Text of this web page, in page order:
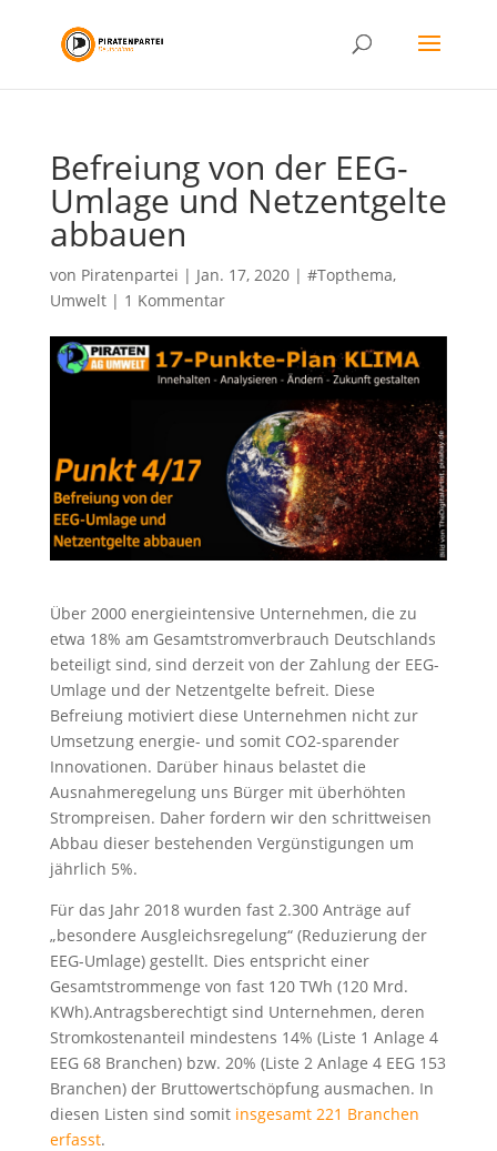
Befreiung von der EEG-
Umlage und Netzentgelte
abbauen
von Piratenpartei | Jan. 17, 2020| #Topthema,
Umwelt| 1 Kommentar
Über 2000 energieintensive Unternehmen, die zu
etwa 18% am Gesamtstromverbrauch Deutschlands
beteiligt sind, sind derzeit von der Zahlung der EEG-
Umlage und der Netzentgelte befreit. Diese
Befreiung motiviert diese Unternehmen nicht zur
Umsetzung energie- und somit CO2-sparender
Innovationen. Darüber hinaus belastet die
Ausnahmeregelung uns Bürger mit überhöhten
Strompreisen. Daher fordern wir den schrittweisen
Abbau dieser bestehenden Vergünstigungen um
jährlich 5%.
Für das Jahr 2018 wurden fast 2.300 Anträge auf
„besondere Ausgleichsregelung“ (Reduzierung der
EEG-Umlage) gestellt. Dies entspricht einer
Gesamtstrommenge von fast 120 TWh (120 Mrd.
KWh).Antragsberechtigt sind Unternehmen, deren
Stromkostenanteil mindestens 14% (Liste 1 Anlage 4
EEG 68 Branchen) bzw. 20% (Liste 2 Anlage 4 EEG 153
Branchen) der Bruttowertschöpfung ausmachen. In
diesen Listen sind somit insgesamt 221 Branchen
erfasst.